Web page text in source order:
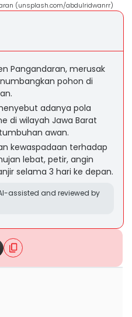
(unsplash.com/abdulridwanrr)
Pangandaran, merusak
pohon di
adanya pola
di wilayah Jawa Barat
awan.
kewaspadaan terhadap
lebat, petir, angin
selama 3 hari ke depan.
assisted and reviewed by